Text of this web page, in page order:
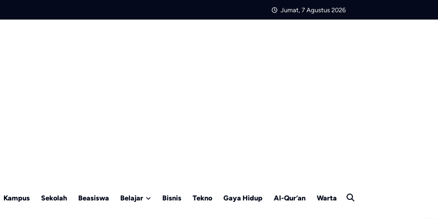
Jumat, 7 Agustus 2026
Kampus Sekolah Beasiswa Belajar Bisnis Tekno Gaya Hidup Al-Qur’an Warta